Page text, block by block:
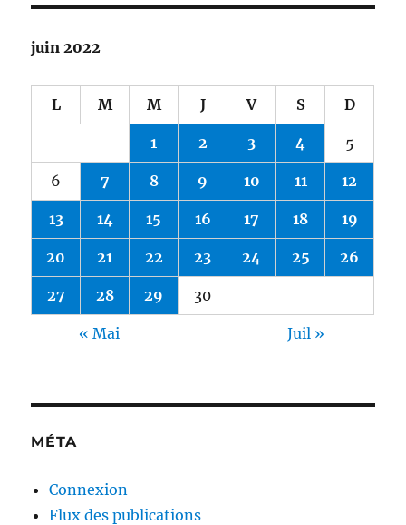
juin 2022
L M M J V S D
1 2 3 4 5
6 7 8 9 10 11 12
13 14 15 16 17 18 19
20 21 22 23 24 25 26
27 28 29 30
« Mai Juil »
MÉTA
Connexion
Flux des publications